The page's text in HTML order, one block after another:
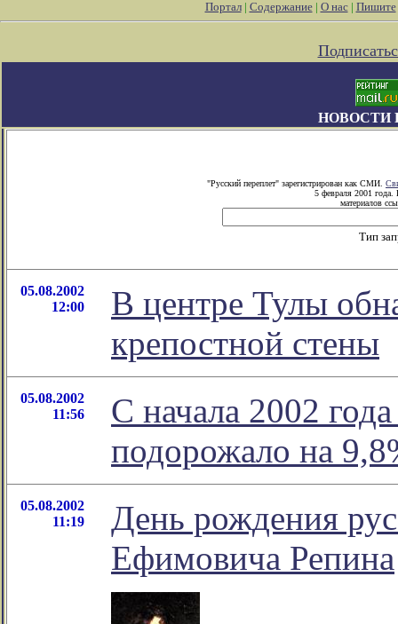
Портал| Содержание| О нас| Пишите
НОВОСТИ
"Русский переплет" зарегистрирован как СМИ.
5 февраля 2001 года.
материалов
Тип
05.08.2002
12:00
В центре Тулы
крепостной стены
05.08.2002
11:56
С начала 2002
подорожало на
05.08.2002
11:19
День рождения
Ефимовича Репина